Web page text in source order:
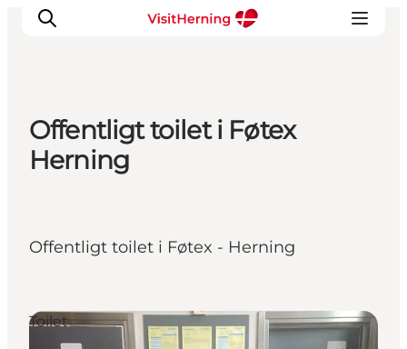
Det sker
Spis, drik og shop
Find vej
Book overnatning
Offentligt toilet i Føtex
Herning
Offentligt toilet i Føtex - Herning
Toilet